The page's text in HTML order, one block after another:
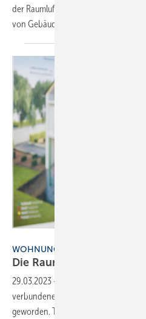
der Raumluftqualität bei der
von Gebäuden in Zukunft stärker
WOHNUNGSLÜFTUNG
Die Raumluftqualität
29.03.2023 -
verbundenen Lockerungen ist es
geworden. Trotzdem ist das